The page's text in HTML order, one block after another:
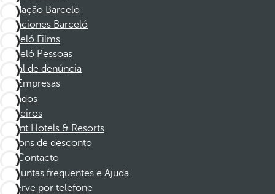
Fundação Barceló
Vacaciones Barceló
Barceló Films
Barceló Pessoas
Canal de denúncia
Empresas
Afiliados
Parceiros
Dorint Hotels & Resorts
Cupons de desconto
Contacto
Perguntas frequentes e Ajuda
Reserve por telefone